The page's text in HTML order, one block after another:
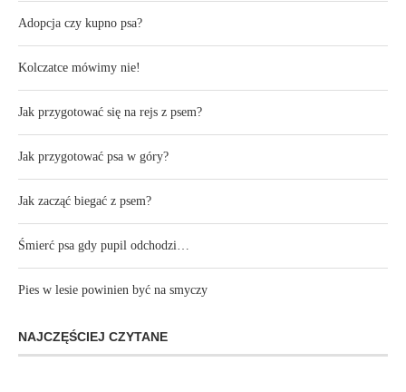
Adopcja czy kupno psa?
Kolczatce mówimy nie!
Jak przygotować się na rejs z psem?
Jak przygotować psa w góry?
Jak zacząć biegać z psem?
Śmierć psa gdy pupil odchodzi…
Pies w lesie powinien być na smyczy
NAJCZĘŚCIEJ CZYTANE